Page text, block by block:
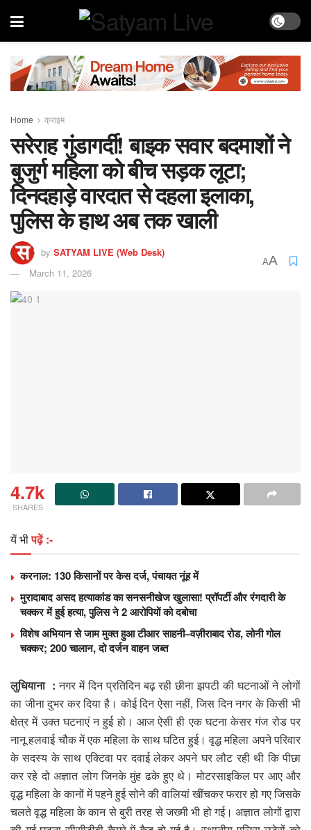
Home क्राइम
सरेराह गुंडागर्दी! बाइक सवार बदमाशों ने
बुजुर्ग महिला को बीच सड़क लूटा;
दिनदहाड़े वारदात से दहला इलाका,
पुलिस के हाथ अब तक खाली
by SATYAM LIVE (Web Desk)
March 11, 2026
AA
4.7k
SHARES
यें भीपढ़ें :-
करनाल: 130 किसानों पर केस दर्ज, पंचायत नूंह में
मुरादाबाद असद हत्याकांड का सनसनीखेज खुलासा! प्रॉपर्टी और रंगदारी के
चक्कर में हुई हत्या, पुलिस ने 2 आरोपियों को दबोचा
विशेष अभियान से जाम मुक्त हुआ टीआर साहनी–वज़ीराबाद रोड, लोनी गोल
चक्कर; 200 चालान, दो दर्जन वाहन जब्त
लुधियाना : नगर में दिन प्रतिदिन बढ़ रही छीना झपटी की घटनाओं ने लोगों
का जीना दुभर कर दिया है। कोई दिन ऐसा नहीं, जिस दिन नगर के किसी भी
क्षेत्र में उक्त घटनाएं न हुई हो। आज ऐसी ही एक घटना केसर गंज रोड पर
नानू हलवाई चौक में एक महिला के साथ घटित हुई। वृद्ध महिला अपने परिवार
के सदस्य के साथ एक्टिवा पर दवाई लेकर अपने घर लौट रही थी कि पीछा
कर रहे दो अज्ञात लोग जिनके मुंह ढके हुए थे। मोटरसाइकिल पर आए और
वृद्ध महिला के कानों में पहने हुई सोने की वालियां खींचकर फरार हो गए जिसके
चलते वृद्ध महिला के कान से बुरी तरह से जख्मी भी हो गई। अज्ञात लोगों द्वारा